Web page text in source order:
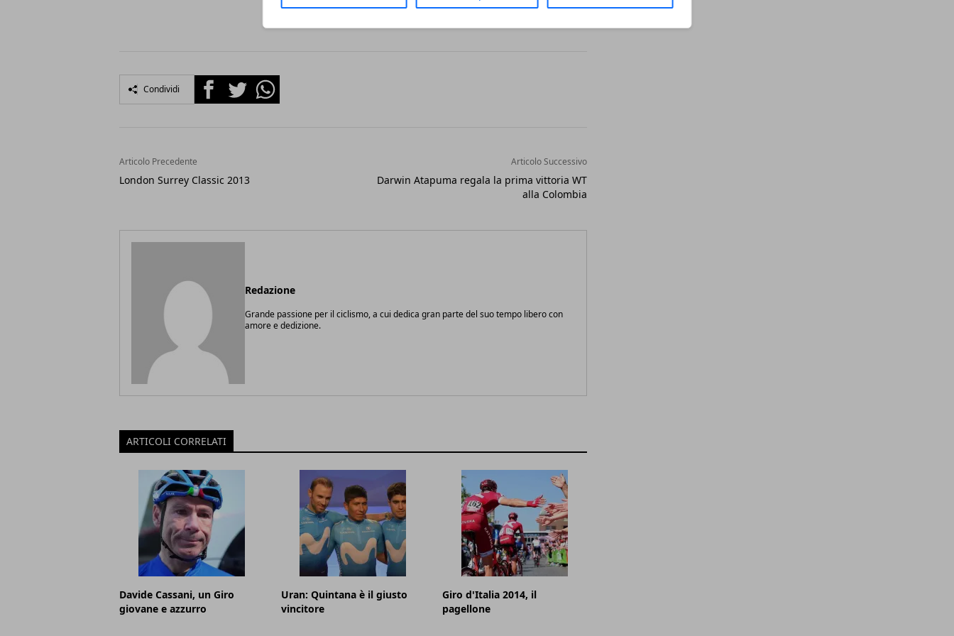
Condividi FacebookTwitterWhatsapp
Articolo Precedente
London Surrey Classic 2013
Articolo Successivo
Darwin Atapuma regala la prima vittoria WT
alla Colombia
Redazione
Grande passione per il ciclismo, a cui dedica gran parte del suo tempo libero con
amore e dedizione.
ARTICOLI CORRELATI
Davide Cassani, un Giro
giovane e azzurro
Uran: Quintana è il giusto
vincitore
Giro d'Italia 2014, il
pagellone